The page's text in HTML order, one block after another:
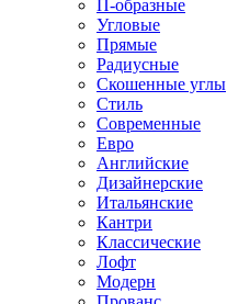
П-образные
Угловые
Прямые
Радиусные
Скошенные углы
Стиль
Современные
Евро
Английские
Дизайнерские
Итальянские
Кантри
Классические
Лофт
Модерн